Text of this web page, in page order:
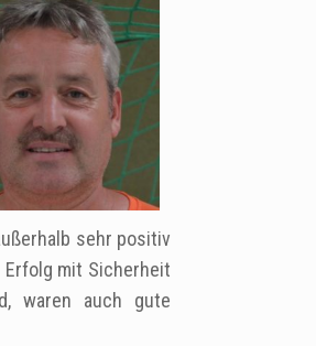
sehr positiv
mit Sicherheit
waren auch gute